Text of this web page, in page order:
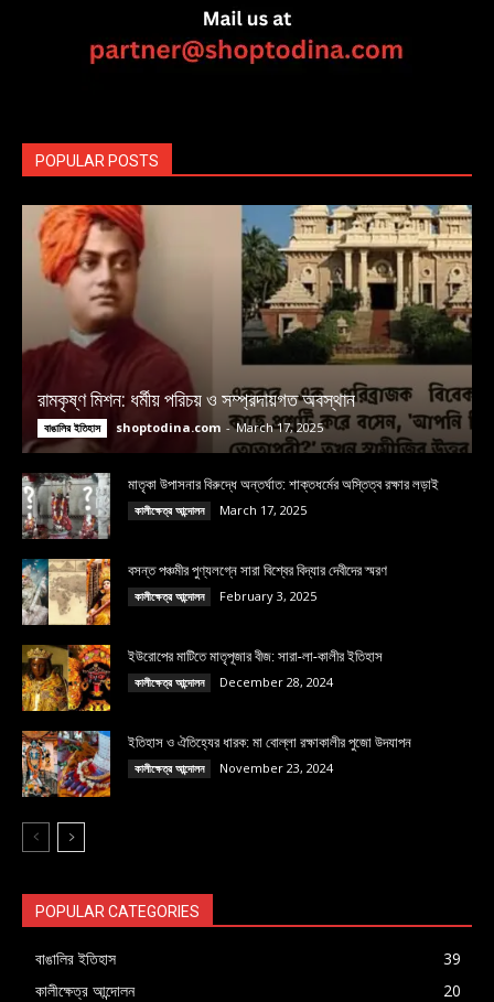
POPULAR POSTS
রামকৃষ্ণ মিশন: ধর্মীয় পরিচয় ও সম্প্রদায়গত অবস্থান
বাঙালির ইতিহাস shoptodina.com - March 17, 2025
মাতৃকা উপাসনার বিরুদ্ধে অন্তর্ঘাত: শাক্তধর্মের অস্তিত্ব রক্ষার লড়াই
কালীক্ষেত্র আন্দোলন March 17, 2025
বসন্ত পঞ্চমীর পুণ্যলগ্নে সারা বিশ্বের বিদ্যার দেবীদের স্মরণ
কালীক্ষেত্র আন্দোলন February 3, 2025
ইউরোপের মাটিতে মাতৃপূজার বীজ: সারা-লা-কালীর ইতিহাস
কালীক্ষেত্র আন্দোলন December 28, 2024
ইতিহাস ও ঐতিহ্যের ধারক: মা বোল্লা রক্ষাকালীর পুজো উদযাপন
কালীক্ষেত্র আন্দোলন November 23, 2024
POPULAR CATEGORIES
বাঙালির ইতিহাস
39
কালীক্ষেত্র আন্দোলন
20